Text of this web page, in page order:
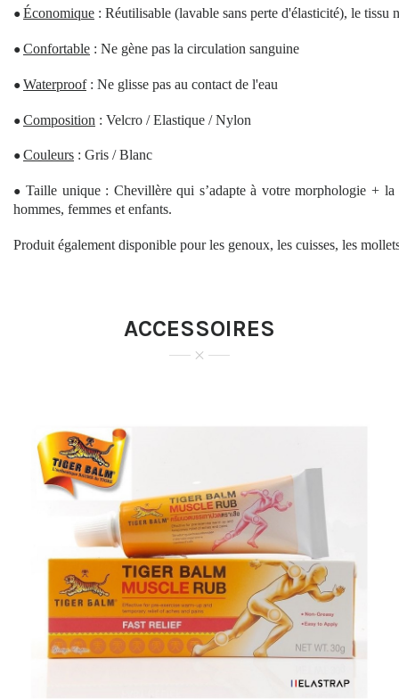
●Économique : Réutilisable (lavable sans perte d'élasticité), le tissu
●Confortable : Ne gène pas la circulation sanguine
●Waterproof: Ne glisse pas au contact de l'eau
●Composition : Velcro / Elastique / Nylon
●Couleurs : Gris / Blanc
●Taille unique : Chevillère qui s’adapte à votre morphologie +
hommes, femmes et enfants.
Produit également disponible pour les genoux, les cuisses, les
ACCESSOIRES